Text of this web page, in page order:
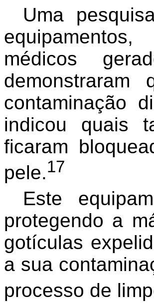
Uma
médicos
contaminação
indicou quais
ficaram
pele.17
Este
protegendo a
gotículas
a sua
processo de